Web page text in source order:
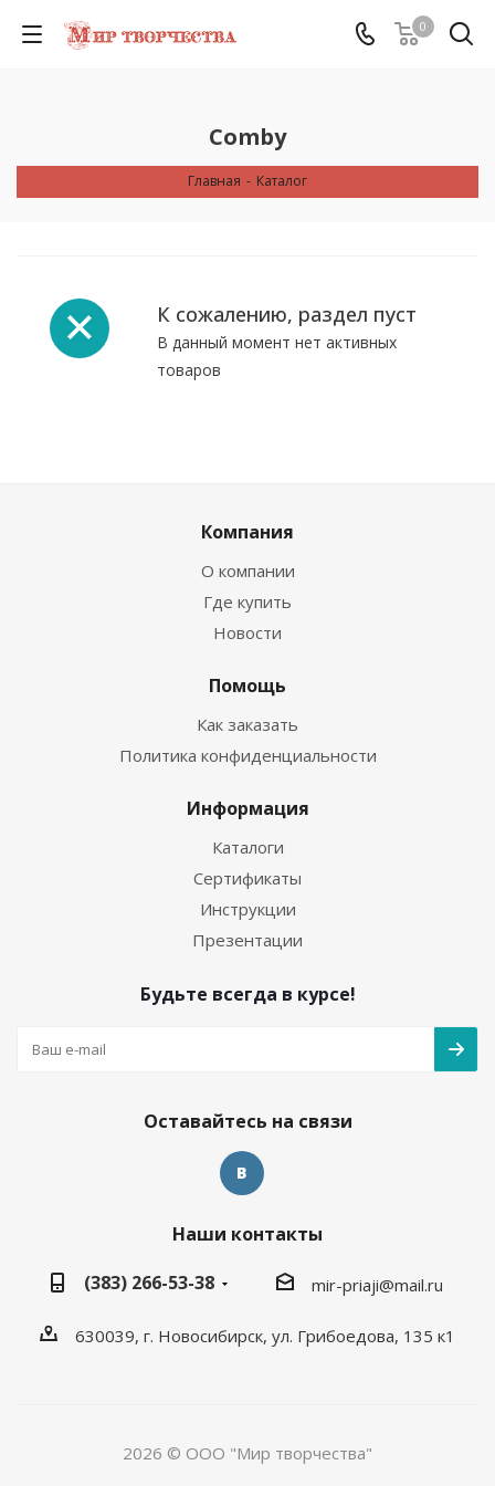
0
Comby
Главная - Каталог
К сожалению, раздел пуст
В данный момент нет активных
товаров
Компания
О компании
Где купить
Новости
Помощь
Как заказать
Политика конфиденциальности
Информация
Каталоги
Сертификаты
Инструкции
Презентации
Будьте всегда в курсе!
Оставайтесь на связи
Наши контакты
(383) 266-53-38
mir-priaji@mail.ru
630039, г. Новосибирск, ул. Грибоедова, 135 к1
2026 © ООО "Мир творчества"